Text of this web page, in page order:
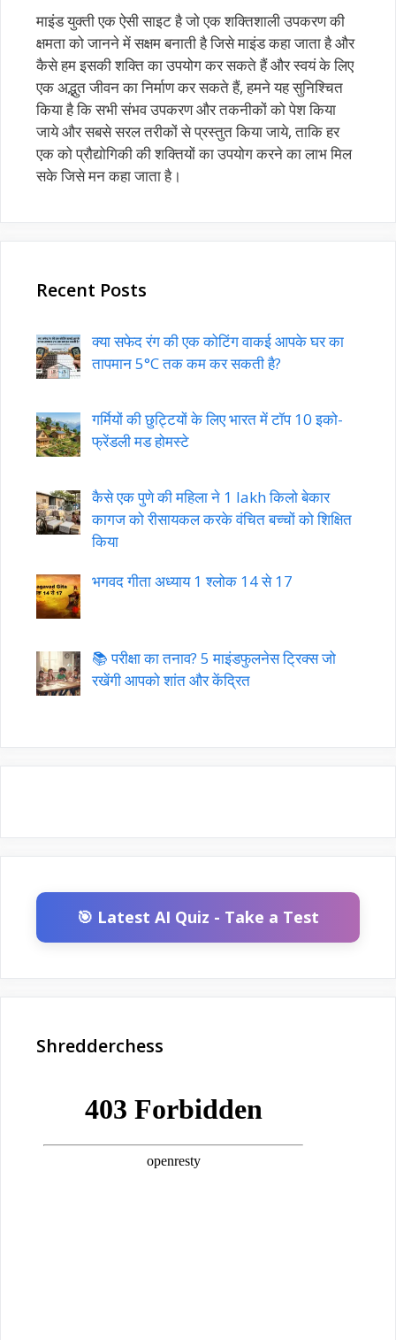
माइंड युक्ती एक ऐसी साइट है जो एक शक्तिशाली उपकरण की
क्षमता को जानने में सक्षम बनाती है जिसे माइंड कहा जाता है और
कैसे हम इसकी शक्ति का उपयोग कर सकते हैं और स्वयं के लिए
एक अद्भुत जीवन का निर्माण कर सकते हैं, हमने यह सुनिश्चित
किया है कि सभी संभव उपकरण और तकनीकों को पेश किया
जाये और सबसे सरल तरीकों से प्रस्तुत किया जाये, ताकि हर
एक को प्रौद्योगिकी की शक्तियों का उपयोग करने का लाभ मिल
सके जिसे मन कहा जाता है।
Recent Posts
क्या सफेद रंग की एक कोटिंग वाकई आपके घर का
तापमान 5°C तक कम कर सकती है?
गर्मियों की छुट्टियों के लिए भारत में टॉप 10 इको-
फ्रेंडली मड होमस्टे
कैसे एक पुणे की महिला ने 1 lakh किलो बेकार
कागज को रीसायकल करके वंचित बच्चों को शिक्षित
किया
भगवद गीता अध्याय 1 श्लोक 14 से 17
📚 परीक्षा का तनाव? 5 माइंडफुलनेस ट्रिक्स जो
रखेंगी आपको शांत और केंद्रित
🎯 Latest AI Quiz - Take a Test
Shredderchess